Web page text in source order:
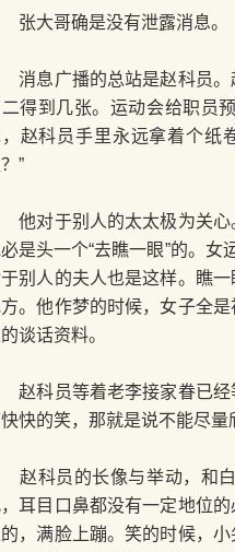
大哥确是没有泄露消息。
广播的总站是赵科员。赵
得到几张。运动会给职员
赵科员手里永远拿着个纸
”
于别人的太太极为关心。
是头一个“去瞧一眼”的。女
别人的夫人也是这样。瞧
。他作梦的时候，女子全
谈话资料。
员等着老李接家眷已经等
快的笑，那就是说不能尽量
员的长像与举动，和白
耳目口鼻都没有一定地位
，满脸上蹦。笑的时候，